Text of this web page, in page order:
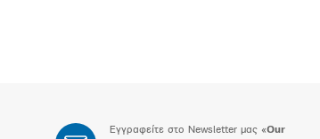
Εγγραφείτε στο Newsletter μας «Our